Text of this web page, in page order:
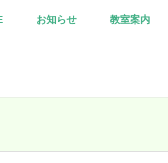
お知らせ 教室案内